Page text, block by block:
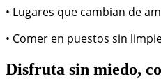
• Lugares que cambian de
• Comer en puestos sin
Disfruta sin miedo,